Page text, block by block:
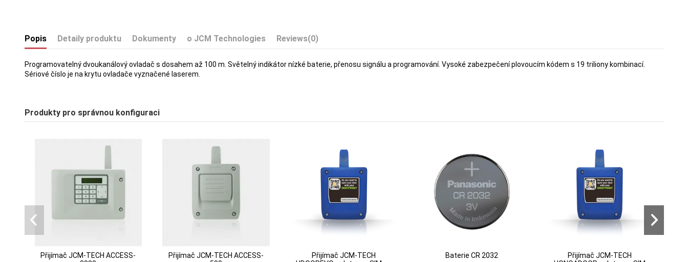
Popis Detaily produktu Dokumenty o JCM Technologies Reviews(0)
Programovatelný dvoukanálový ovladač s dosahem až 100 m. Světelný indikátor nízké baterie, přenosu signálu a programování. Vysoké zabezpečení plovoucím kódem s 19 triliony kombinací.
Sériové číslo je na krytu ovladače vyznačené laserem.
Produkty pro správnou konfiguraci
Přijímač JCM-TECH ACCESS-
Přijímač JCM-TECH ACCESS-
Přijímač JCM-TECH
Baterie CR 2032
Přijímač JCM-TECH